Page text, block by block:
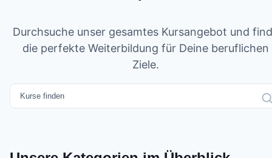
Durchsuche unser gesamtes Kursangebot und
die perfekte Weiterbildung für Deine beruflichen
Ziele.